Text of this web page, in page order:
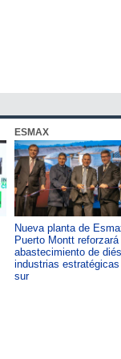
ESMAX
Nueva planta de
Puerto Montt reforzará
abastecimiento de
industrias estratégicas
sur